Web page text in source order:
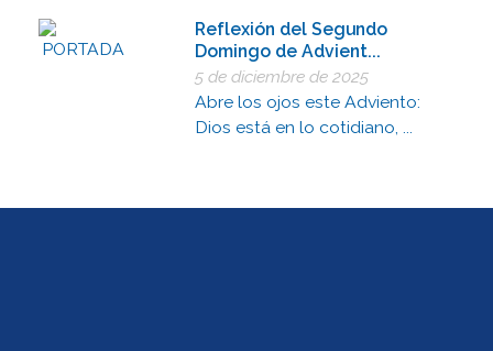
Reflexión del Segundo
Domingo de Advient...
5 de diciembre de 2025
Abre los ojos este Adviento:
Dios está en lo cotidiano, ...